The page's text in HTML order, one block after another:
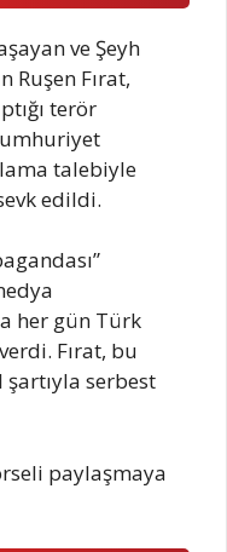
ve Şeyh
Ruşen Fırat,
terör
talebiyle
edildi.
her gün Türk
Fırat, bu
serbest
paylaşmaya